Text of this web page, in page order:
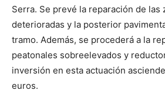
Serra. Se prevé la reparación de las
deterioradas y la posterior
tramo. Además, se procederá a la
peatonales sobreelevados y
inversión en esta actuación
euros.